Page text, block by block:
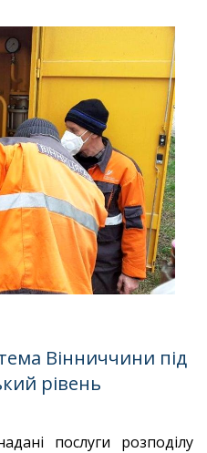
Вінниччини під
рівень
послуги розподілу